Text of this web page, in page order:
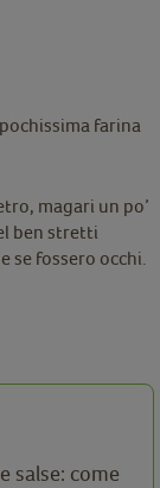
farina
magari un po’
ben stretti
se fossero occhi.
salse: come